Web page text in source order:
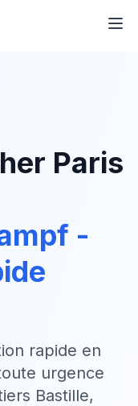
Paris
-
rapide en
urgence
Bastille,